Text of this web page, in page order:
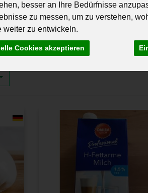
besser an Ihre Bedürfnisse
zu messen, um zu verstehen,
weiter zu entwickeln.
Cookies akzeptieren